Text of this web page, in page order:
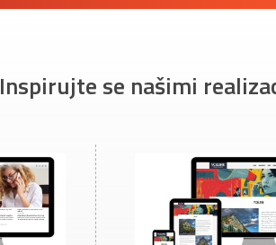
Inspirujte se našimi